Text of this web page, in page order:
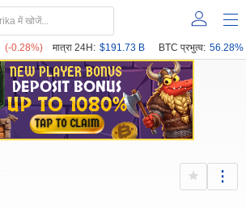
(-0.28%) मात्रा 24H: $191.73 B BTC प्रभुत्व: 56.28%